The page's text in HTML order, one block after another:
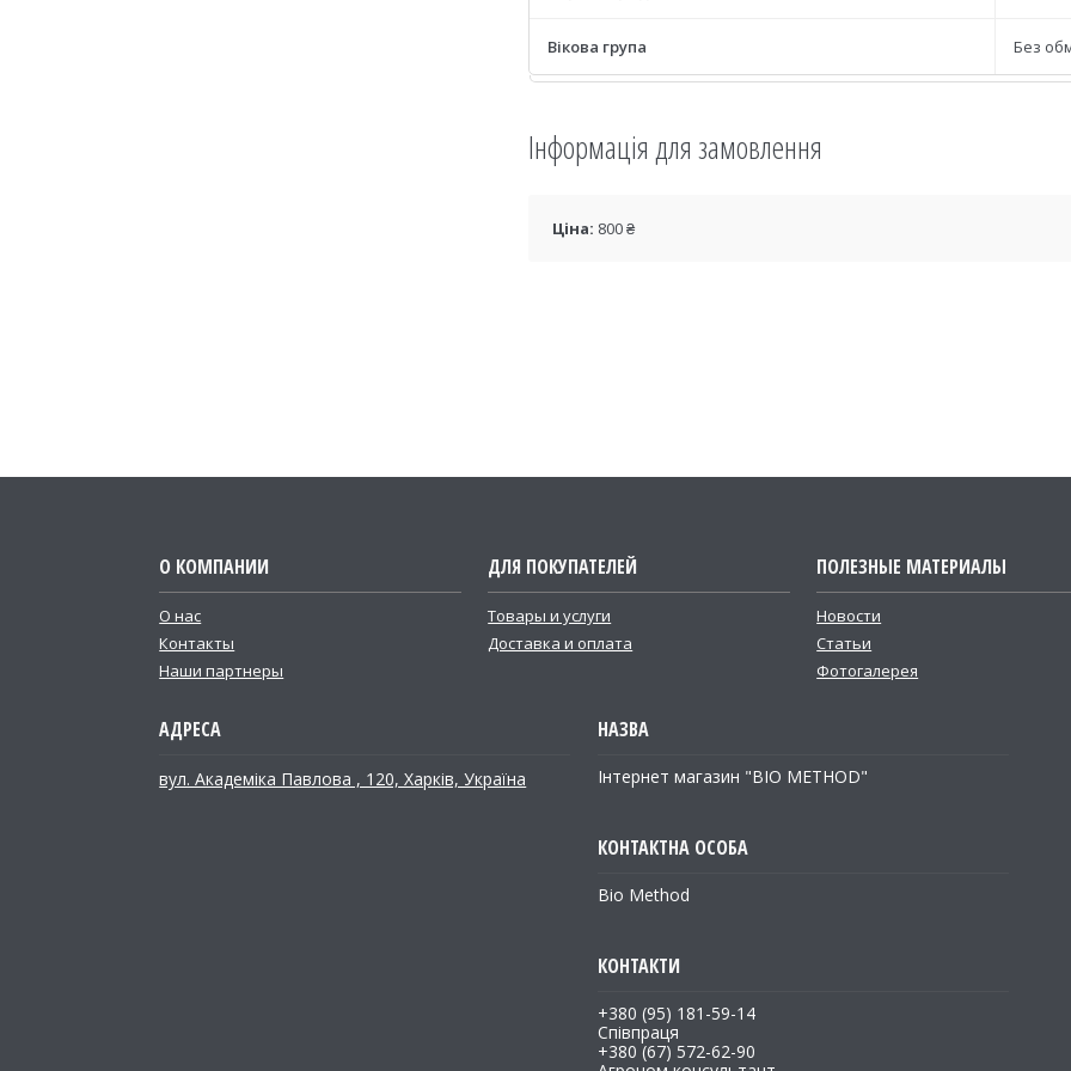
Вікова група Без
Інформація для замовлення
Ціна: 800 ₴
О КОМПАНИИ
О нас
Контакты
Наши партнеры
ДЛЯ ПОКУПАТЕЛЕЙ
Товары и услуги
Доставка и оплата
ПОЛЕЗНЫЕ МАТЕРИАЛЫ
Новости
Статьи
Фотогалерея
вул. Академіка Павлова , 120, Харків, Україна Інтернет магазин "BIO METHOD"
Bio Method
+380 (95) 181-59-14
Співпраця
+380 (67) 572-62-90